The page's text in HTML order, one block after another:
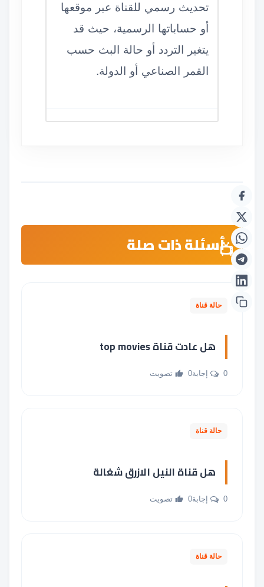
تحديث رسمي للقناة عبر موقعها
أو حساباتها الرسمية، حيث قد
يتغير التردد أو حالة البث حسب
القمر الصناعي أو الدولة.
أسئلة ذات صلة
حالة قناة
هل عادت قناة top movies
0 إجابة 0 تصويت
حالة قناة
هل قناة النيل الازرق شغالة
0 إجابة 0 تصويت
حالة قناة